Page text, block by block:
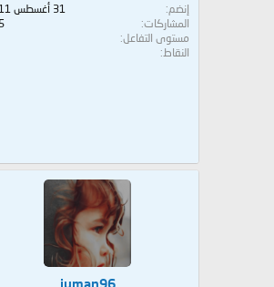
إنضم
31 أغسطس 2011
المشاركات
مستوى التفاعل
النقاط
juman96